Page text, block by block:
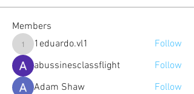
Members
1eduardo.vl1
1eduardo.vl1
Follow
abussinesclassflight
Follow
Adam Shaw
Follow